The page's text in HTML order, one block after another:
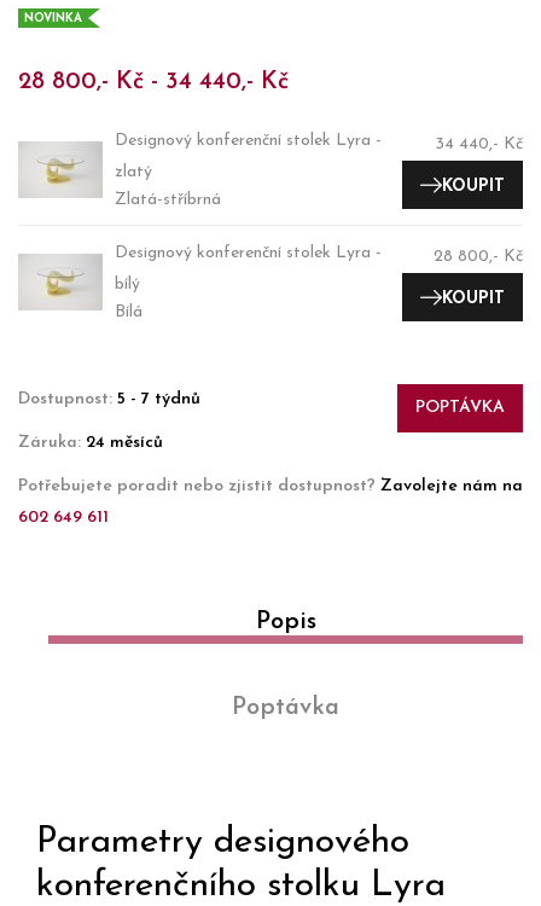
NOVINKA
28 800,- Kč - 34 440,- Kč
Designový konferenční stolek Lyra -
zlatý
Zlatá-stříbrná
34 440,- Kč
KOUPIT
Designový konferenční stolek Lyra -
bílý
Bílá
28 800,- Kč
KOUPIT
POPTÁVKA
Dostupnost: 5 - 7 týdnů
Záruka: 24 měsíců
Potřebujete poradit nebo zjistit dostupnost? Zavolejte nám na
602 649 611
Popis
Poptávka
Parametry designového
konferenčního stolku Lyra